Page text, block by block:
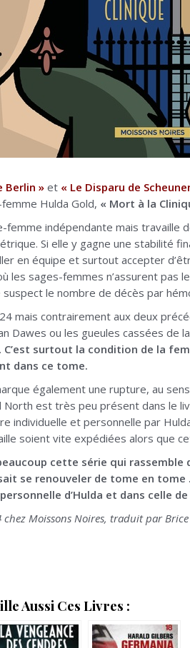
Berlin » et « Le Disparu de
Hulda Gold, « Mort à la
femme indépendante mais travaille
Si elle y gagne une stabilité
en équipe et surtout accepter
les sages-femmes n’assurent
le nombre de décès par
mais contrairement aux deux
Dawes ou les gueules cassées
C’est surtout la condition de la
dans ce tome.
également une rupture, au
North est très peu présent dans le
individuelle et personnelle par
soient vite expédiées alors que
cette série qui
se renouveler de tome en
d’Hulda et dans celle
chez Moissons Noires, traduit par
Aussi Ces Livres :